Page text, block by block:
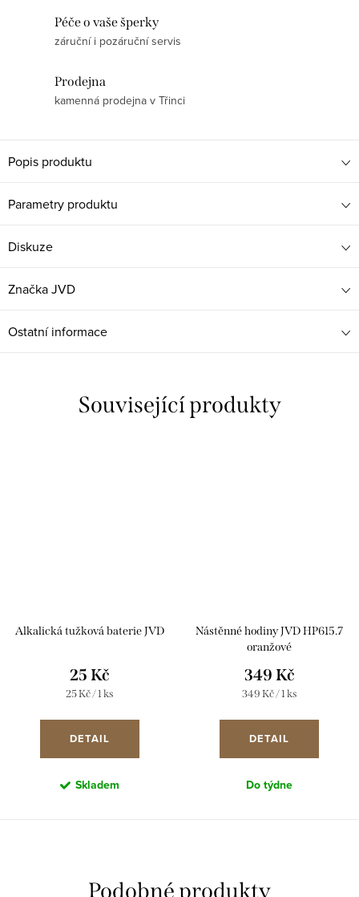
Péče o vaše šperky
záruční i pozáruční servis
Prodejna
kamenná prodejna v Třinci
Popis produktu
Parametry produktu
Diskuze
ZnačkaJVD
Ostatní informace
Související produkty
Alkalická tužková baterie JVD
25 Kč
Měrná
25 Kč / 1 ks
DETAIL
Skladem
Nástěnné hodiny JVD HP615.7
oranžové
349 Kč
Měrná
349 Kč / 1 ks
DETAIL
Do týdne